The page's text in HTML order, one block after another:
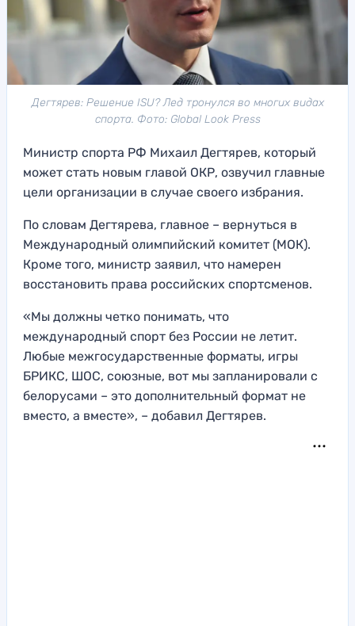
Дегтярев: Решение ISU? Лед тронулся во многих видах
спорта. Фото: Global Look Press
Министр спорта РФ Михаил Дегтярев, который
может стать новым главой ОКР, озвучил главные
цели организации в случае своего избрания.
По словам Дегтярева, главное – вернуться в
Международный олимпийский комитет (МОК).
Кроме того, министр заявил, что намерен
восстановить права российских спортсменов.
«Мы должны четко понимать, что
международный спорт без России не летит.
Любые межгосударственные форматы, игры
БРИКС, ШОС, союзные, вот мы запланировали с
белорусами – это дополнительный формат не
вместо, а вместе», – добавил Дегтярев.